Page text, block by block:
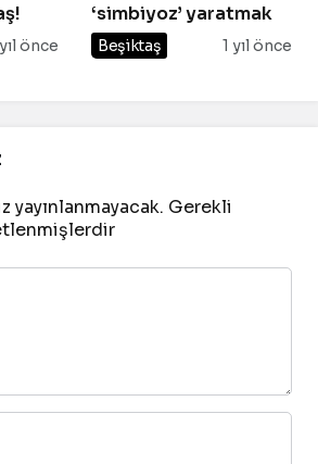
önce
‘simbiyoz’ yaratmak
Beşiktaş 1 yıl önce
yayınlanmayacak. Gerekli